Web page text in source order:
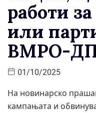
работи
или
ВМРО-
01/10/2025
На новинарско
кампањата и